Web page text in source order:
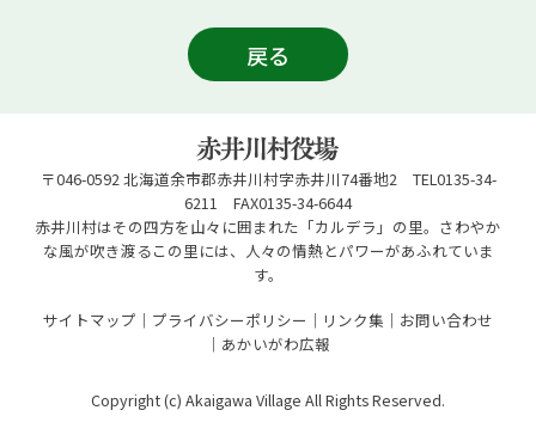
戻る
〒046-0592 北海道余市郡赤井川村字赤井川74番地2 TEL0135-34-
6211 FAX0135-34-6644
赤井川村はその四方を山々に囲まれた「カルデラ」の里。さわやか
な風が吹き渡るこの里には、人々の情熱とパワーがあふれていま
す。
サイトマップ
プライバシーポリシー リンク集
お問い合わせ
あかいがわ広報
Copyright (c) Akaigawa Village All Rights Reserved.